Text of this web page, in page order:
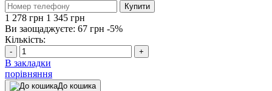
Купити
1 278 грн 1 345 грн
Ви заощаджуєте: 67 грн -5%
Кількість:
- +
В закладки
порівняння
До кошика